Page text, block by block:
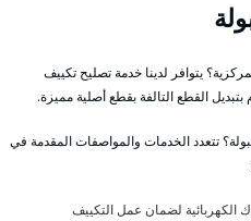
يتوافر لدينا خدمة تصليح تكييف
القطع التالفة بقطع أصلية مميزة.
تتعدد الخدمات والمواصفات المقدمة في
الكهربائية لضمان عمل التكييف